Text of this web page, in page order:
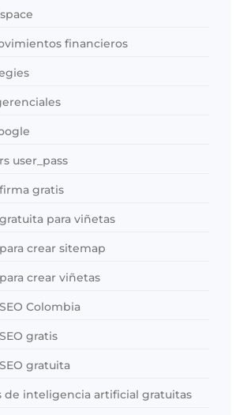
financieros
user_pass
gratis
para viñetas
crear sitemap
crear viñetas
Colombia
gratis
gratuita
de inteligencia artificial gratuitas